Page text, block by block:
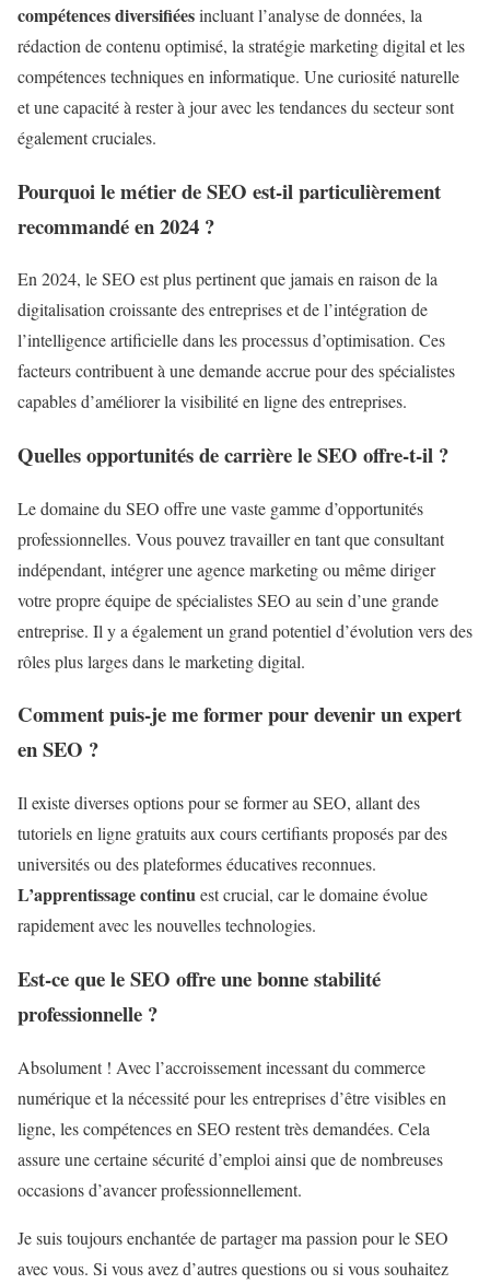
compétences diversifiéesincluant l’analyse de données, la
rédaction de contenu optimisé, la stratégie marketing digital et les
compétences techniques en informatique. Une curiosité naturelle
et une capacité à rester à jour avec les tendances du secteur sont
également cruciales.
Pourquoi le métier de SEO est-il particulièrement
recommandé en 2024 ?
En 2024, le SEO est plus pertinent que jamais en raison de la
digitalisation croissante des entreprises et de l’intégration de
l’intelligence artificielle dans les processus d’optimisation. Ces
facteurs contribuent à une demande accrue pour des spécialistes
capables d’améliorer la visibilité en ligne des entreprises.
Quelles opportunités de carrière le SEO offre-t-il ?
Le domaine du SEO offre une vaste gamme d’opportunités
professionnelles. Vous pouvez travailler en tant que consultant
indépendant, intégrer une agence marketing ou même diriger
votre propre équipe de spécialistes SEO au sein d’une grande
entreprise. Il y a également un grand potentiel d’évolution vers des
rôles plus larges dans le marketing digital.
Comment puis-je me former pour devenir un expert
en SEO ?
Il existe diverses options pour se former au SEO, allant des
tutoriels en ligne gratuits aux cours certifiants proposés par des
universités ou des plateformes éducatives reconnues.
L’apprentissage continuest crucial, car le domaine évolue
rapidement avec les nouvelles technologies.
Est-ce que le SEO offre une bonne stabilité
professionnelle ?
Absolument ! Avec l’accroissement incessant du commerce
numérique et la nécessité pour les entreprises d’être visibles en
ligne, les compétences en SEO restent très demandées. Cela
assure une certaine sécurité d’emploi ainsi que de nombreuses
occasions d’avancer professionnellement.
Je suis toujours enchantée de partager ma passion pour le SEO
avec vous. Si vous avez d’autres questions ou si vous souhaitez